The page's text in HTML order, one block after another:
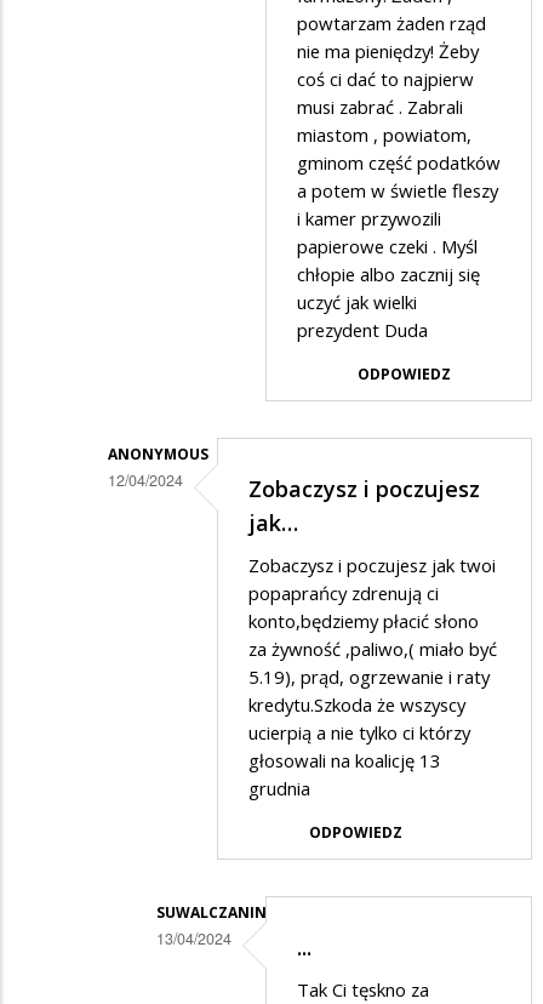
powtarzam żaden rząd
nie ma pieniędzy! Żeby
coś ci dać to najpierw
musi zabrać . Zabrali
miastom , powiatom,
gminom część podatków
a potem w świetle fleszy
i kamer przywozili
papierowe czeki . Myśl
chłopie albo zacznij się
uczyć jak wielki
prezydent Duda
ODPOWIEDZ
ANONYMOUS
12/04/2024
rozumiem.....
Zobaczysz i poczujesz
jak…
Zobaczysz i poczujesz jak twoi
popaprańcy zdrenują ci
konto,będziemy płacić słono
za żywność ,paliwo,( miało być
5.19), prąd, ogrzewanie i raty
kredytu.Szkoda że wszyscy
ucierpią a nie tylko ci którzy
głosowali na koalicję 13
grudnia
ODPOWIEDZ
SUWALCZANIN
13/04/2024 ...
Tak Ci tęskno za